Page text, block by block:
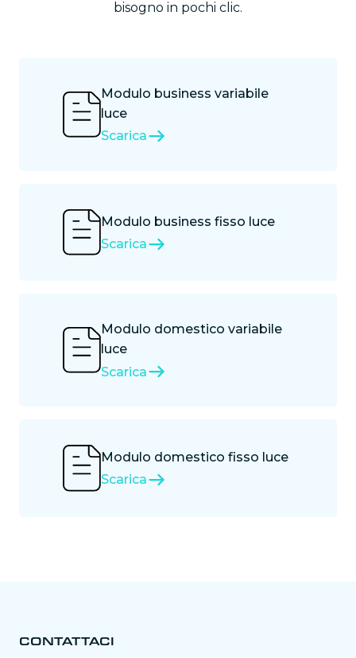
bisogno in pochi clic.
Modulo business variabile
luce
Scarica
Modulo business fisso luce
Scarica
Modulo domestico variabile
luce
Scarica
Modulo domestico fisso luce
Scarica
CONTATTACI